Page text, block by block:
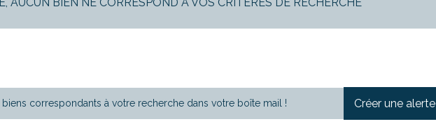
5KM 10KM 25KM
biens correspondants à votre recherche dans votre boîte mail ! Créer une alerte